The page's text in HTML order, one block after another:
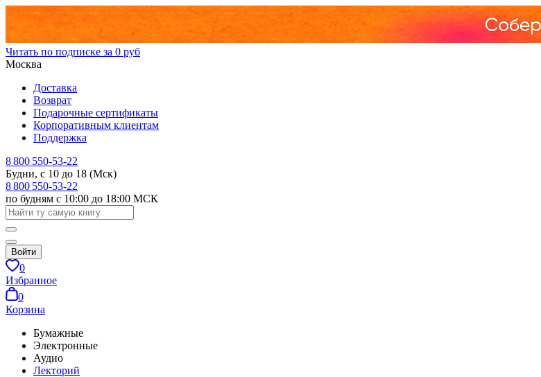
Читать по подписке за 0 руб
Москва
Доставка
Возврат
Подарочные сертификаты
Корпоративным клиентам
Поддержка
8 800 550-53-22
Будни, с 10 до 18 (Мск)
8 800 550-53-22
по будням с 10:00 до 18:00 МСК
Войти
0
Избранное
0
Корзина
Бумажные
Электронные
Аудио
Лекторий